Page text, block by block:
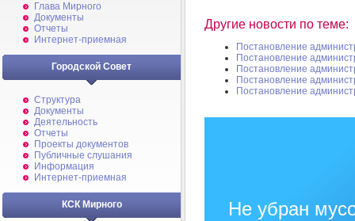
Глава Мирного
Документы
Отчеты
Интернет-приемная
Городской Совет
Структура
Документы
Деятельность
Отчеты
Проекты документов
Публичные слушания
Информация
Интернет-приемная
КСК Мирного
Другие новости по теме:
Постановление
Постановление
Постановление
Постановление
Постановление
Не убран